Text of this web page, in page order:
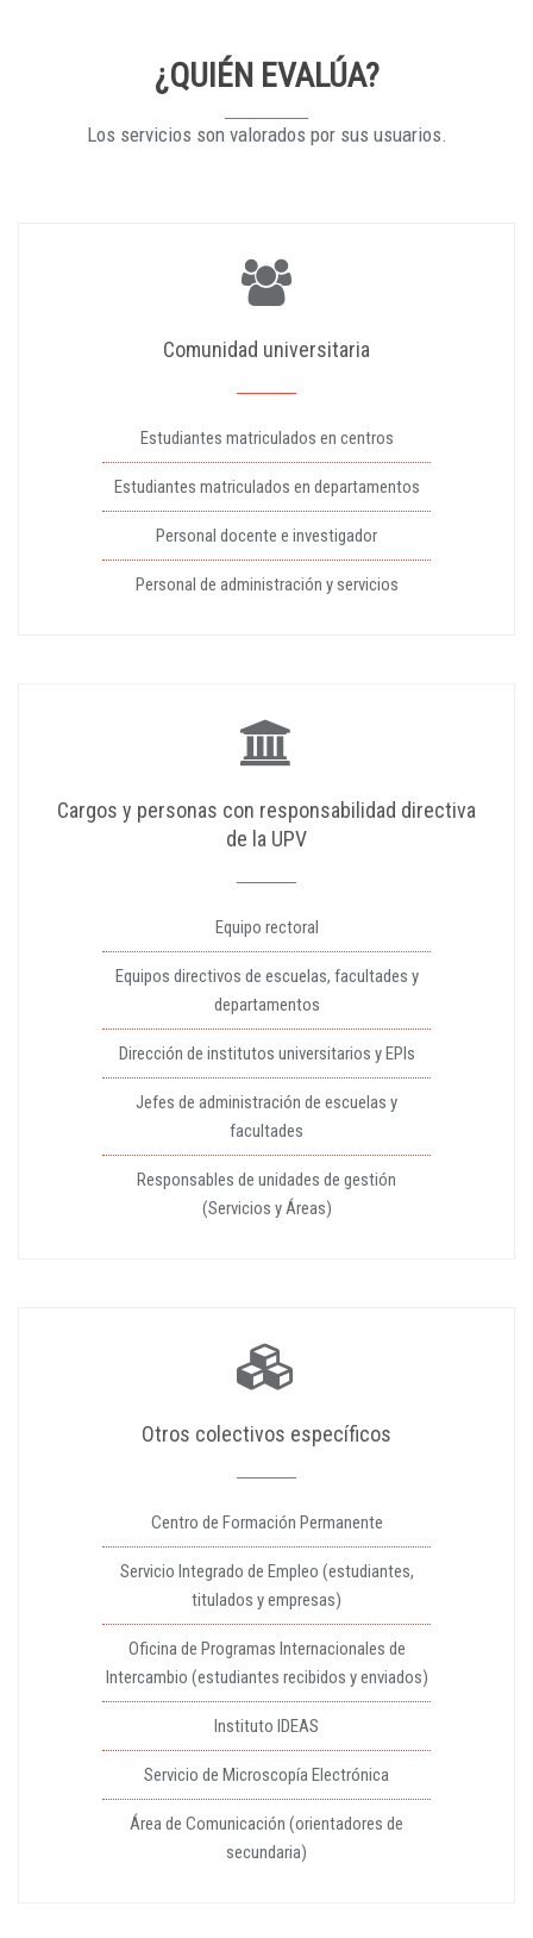
¿QUIÉN EVALÚA?
Los servicios son valorados por sus usuarios.
Comunidad universitaria
Estudiantes matriculados en centros
Estudiantes matriculados en departamentos
Personal docente e investigador
Personal de administración y servicios
Cargos y personas con responsabilidad directiva
de la UPV
Equipo rectoral
Equipos directivos de escuelas, facultades y
departamentos
Dirección de institutos universitarios y EPIs
Jefes de administración de escuelas y
facultades
Responsables de unidades de gestión
(Servicios y Áreas)
Otros colectivos específicos
Centro de Formación Permanente
Servicio Integrado de Empleo (estudiantes,
titulados y empresas)
Oficina de Programas Internacionales de
Intercambio (estudiantes recibidos y enviados)
Instituto IDEAS
Servicio de Microscopía Electrónica
Área de Comunicación (orientadores de
secundaria)